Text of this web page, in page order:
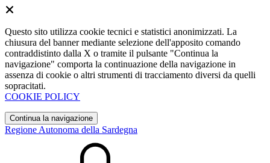
Questo sito utilizza cookie tecnici e statistici anonimizzati. La
chiusura del banner mediante selezione dell'apposito comando
contraddistinto dalla X o tramite il pulsante "Continua la
navigazione" comporta la continuazione della navigazione in
assenza di cookie o altri strumenti di tracciamento diversi da quelli
sopracitati.
COOKIE POLICY
Continua la navigazione
Regione Autonoma della Sardegna